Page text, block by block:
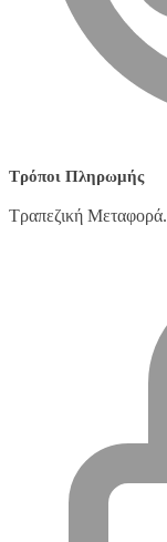
Τρόποι Πληρωμής
Τραπεζική Μεταφορά.